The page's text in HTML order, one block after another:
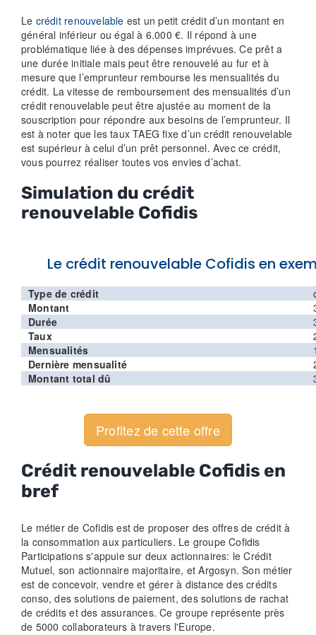
Le crédit renouvelable est un petit crédit d’un montant en
général inférieur ou égal à 6.000 €. Il répond à une
problématique liée à des dépenses imprévues. Ce prêt a
une durée initiale mais peut être renouvelé au fur et à
mesure que l’emprunteur rembourse les mensualités du
crédit. La vitesse de remboursement des mensualités d’un
crédit renouvelable peut être ajustée au moment de la
souscription pour répondre aux besoins de l’emprunteur. Il
est à noter que les taux TAEG fixe d’un crédit renouvelable
est supérieur à celui d’un prêt personnel. Avec ce crédit,
vous pourrez réaliser toutes vos envies d’achat.
Simulation du crédit
renouvelable Cofidis
Le crédit renouvelable Cofidis en
Type de crédit
Montant
Durée
Taux
Mensualités
Dernière mensualité
Montant total dû
Profitez de cette offre
Crédit renouvelable Cofidis en
bref
Le métier de Cofidis est de proposer des offres de crédit à
la consommation aux particuliers. Le groupe Cofidis
Participations s'appuie sur deux actionnaires: le Crédit
Mutuel, son actionnaire majoritaire, et Argosyn. Son métier
est de concevoir, vendre et gérer à distance des crédits
conso, des solutions de paiement, des solutions de rachat
de crédits et des assurances. Ce groupe représente près
de 5000 collaborateurs à travers l'Europe.